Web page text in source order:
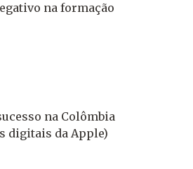
na formação
na Colômbia
digitais da Apple)